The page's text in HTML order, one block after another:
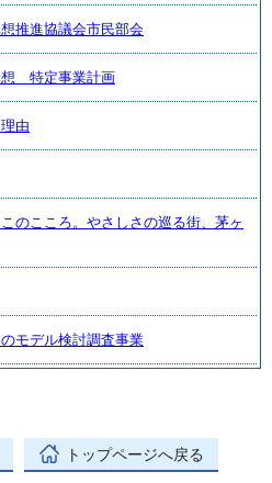
推進協議会市民部会
想 特定事業計画
由
のこころ。やさしさの巡る街、茅ヶ
モデル検討調査事業
トップページへ戻る